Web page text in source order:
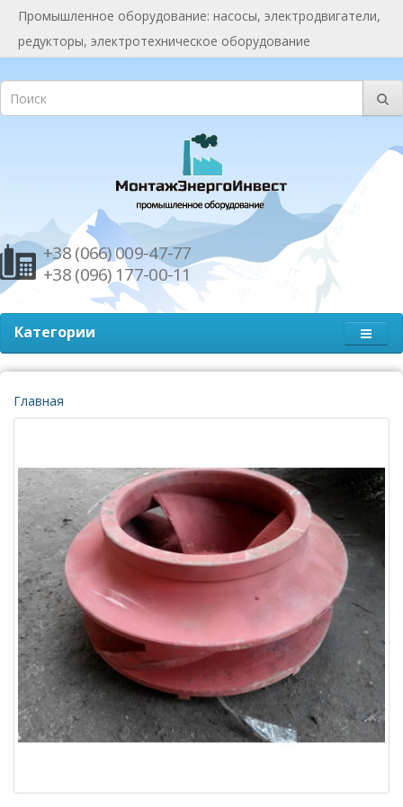
Промышленное оборудование: насосы, электродвигатели,
редукторы, электротехническое оборудование
+38 (066) 009-47-77
+38 (096) 177-00-11
Категории
Главная